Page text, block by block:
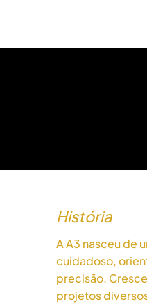
História
A A3 nasceu de
cuidadoso,
precisão.
projetos